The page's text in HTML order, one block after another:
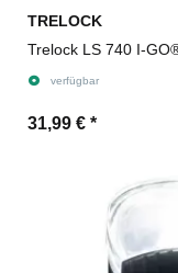
TRELOCK
Trelock LS 740 I-
verfügbar
31,99 € *